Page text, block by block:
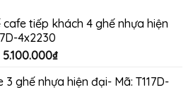
tiếp khách 4 ghế nhựa hiện
4x2230
Giá
là:
5.100.000₫Giá
tại
3 ghế nhựa hiện đại- Mã: T117D-